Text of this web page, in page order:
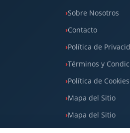
Sobre Nosotros
Contacto
Política de
Términos y
Política de Cookies
Mapa del Sitio
Mapa del Sitio